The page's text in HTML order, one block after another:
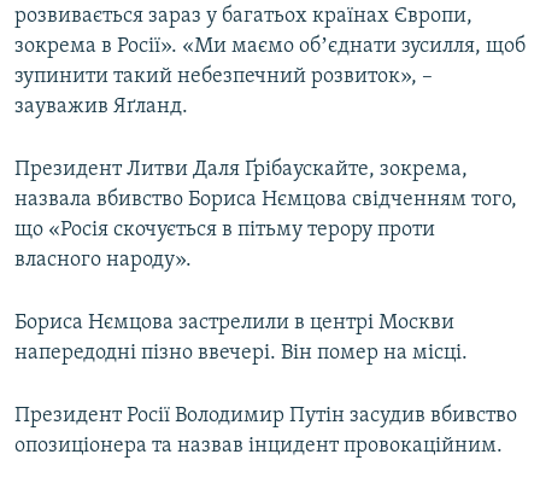
розвивається зараз у багатьох країнах Європи,
зокрема в Росії». «Ми маємо обʼєднати зусилля, щоб
зупинити такий небезпечний розвиток», –
зауважив Яґланд.
Президент Литви Даля Ґрібаускайте, зокрема,
назвала вбивство Бориса Нємцова свідченням того,
що «Росія скочується в пітьму терору проти
власного народу».
Бориса Нємцова застрелили в центрі Москви
напередодні пізно ввечері. Він помер на місці.
Президент Росії Володимир Путін засудив вбивство
опозиціонера та назвав інцидент провокаційним.